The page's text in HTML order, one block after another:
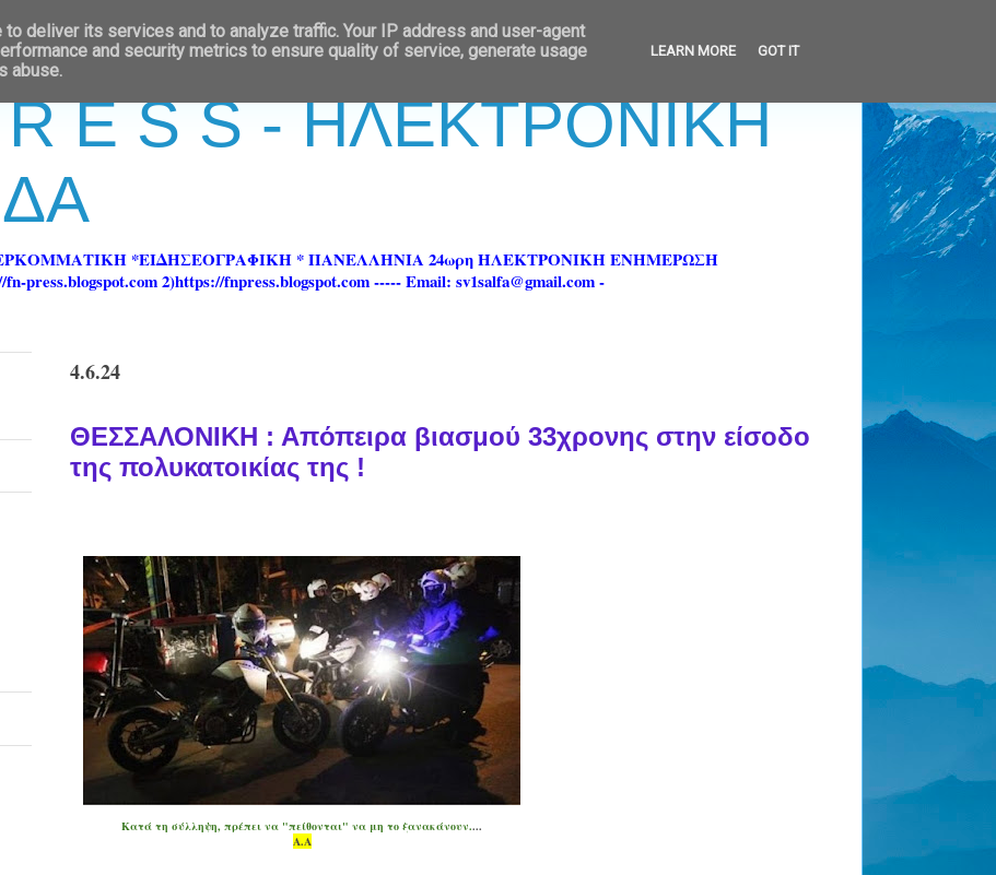
R E S S - ΗΛΕΚΤΡΟΝΙΚΗ
*ΕΙΔΗΣΕΟΓΡΑΦΙΚΗ * ΠΑΝΕΛΛΗΝΙΑ 24ωρη ΗΛΕΚΤΡΟΝΙΚΗ ΕΝΗΜΕΡΩΣΗ
2)https://fnpress.blogspot.com ----- Email: sv1salfa@gmail.com -
4.6.24
ΘΕΣΣΑΛΟΝΙΚΗ : Απόπειρα βιασμού 33χρονης στην είσοδο
της πολυκατοικίας της !
Κατά τη σύλληψη, πρέπει να "πείθονται" να μη το ξανακάνουν....
Α.Α
deliver its services and to analyze traffic. Your IP address and user-agent
and security metrics to ensure quality of service, generate usage
abuse.
LEARN MORE GOT IT